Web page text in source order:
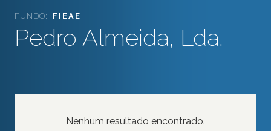
Nenhum resultado encontrado.
FUNDO: FIEAE
Pedro Almeida, Lda.